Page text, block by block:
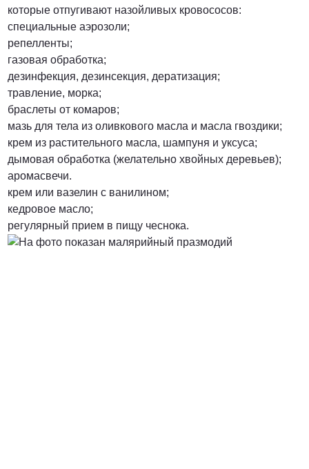
которые отпугивают назойливых кровососов:
специальные аэрозоли;
репелленты;
газовая обработка;
дезинфекция, дезинсекция, дератизация;
травление, морка;
браслеты от комаров;
мазь для тела из оливкового масла и масла гвоздики;
крем из растительного масла, шампуня и уксуса;
дымовая обработка (желательно хвойных деревьев);
аромасвечи.
крем или вазелин с ванилином;
кедровое масло;
регулярный прием в пищу чеснока.